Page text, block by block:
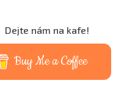
Dejte nám na kafe!
Buy Me a Coffee